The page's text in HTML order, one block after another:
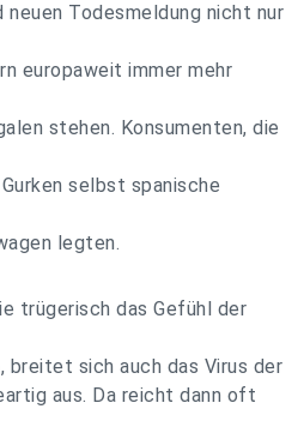
neuen Todesmeldung nicht nur
europaweit immer mehr
stehen. Konsumenten, die
selbst spanische
legten.
trügerisch das Gefühl der
breitet sich auch das Virus der
aus. Da reicht dann oft